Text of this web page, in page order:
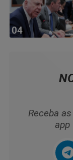
04
Receba
app